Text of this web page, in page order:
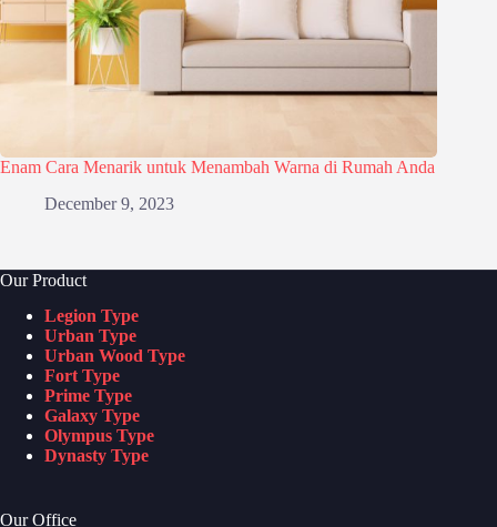
Enam Cara Menarik untuk Menambah Warna di Rumah Anda
December 9, 2023
Our Product
Legion Type
Urban Type
Urban Wood Type
Fort Type
Prime Type
Galaxy Type
Olympus Type
Dynasty Type
Our Office